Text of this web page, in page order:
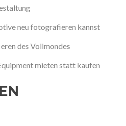
neu fotografieren kannst
des Vollmondes
mieten statt kaufen